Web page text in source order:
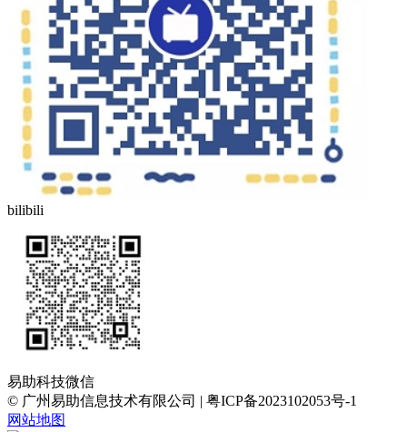
bilibili
易助科技微信
© 广州易助信息技术有限公司 | 粤ICP备2023102053号-1
网站地图